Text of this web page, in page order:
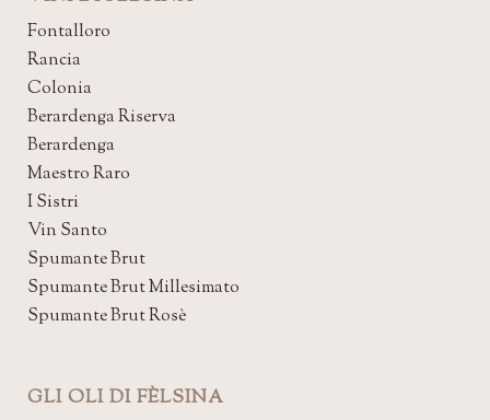
Fontalloro
Rancia
Colonia
Berardenga Riserva
Berardenga
Maestro Raro
I Sistri
Vin Santo
Spumante Brut
Spumante Brut Millesimato
Spumante Brut Rosè
GLI OLI DI FÈLSINA